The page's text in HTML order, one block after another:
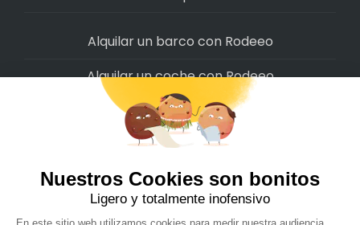
Alquilar un barco con Rodeeo
Alquilar un coche con Rodeeo
Alquilar una moto con Rodeeo
Alquilar una scooter con Rodeeo
Alquilar una bicicleta con Rodeeo